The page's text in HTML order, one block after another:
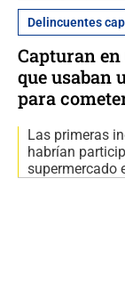
Delincuentes
Capturan
que usaban
para
Las primeras
habrían
supermercado